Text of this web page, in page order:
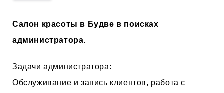
Салон красоты в Будве в поисках
администратора.
Задачи администратора:
Обслуживание и запись клиентов, работа с